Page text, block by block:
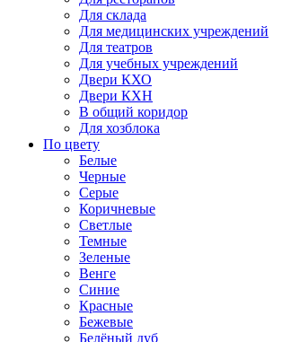
Для склада
Для медицинских учреждений
Для театров
Для учебных учреждений
Двери КХО
Двери КХН
В общий коридор
Для хозблока
По цвету
Белые
Черные
Серые
Коричневые
Светлые
Темные
Зеленые
Венге
Синие
Красные
Бежевые
Белёный дуб